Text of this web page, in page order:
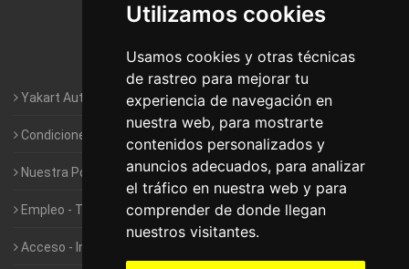
Utilizamos cookies
Usamos cookies y otras técnicas
de rastreo para mejorar tu
experiencia de navegación en
nuestra web, para mostrarte
contenidos personalizados y
anuncios adecuados, para analizar
el tráfico en nuestra web y para
comprender de donde llegan
nuestros visitantes.
Autocaravanas Yakart Valencia
Autocaravanas Yakart Vitoria
Yakart Autocaravanas · La empresa
Condiciones de Alquiler de Yakart
Nuestra Política de Privacidad
Empleo - Trabaja con nosotros
Acceso - Intranet de Franquiciados